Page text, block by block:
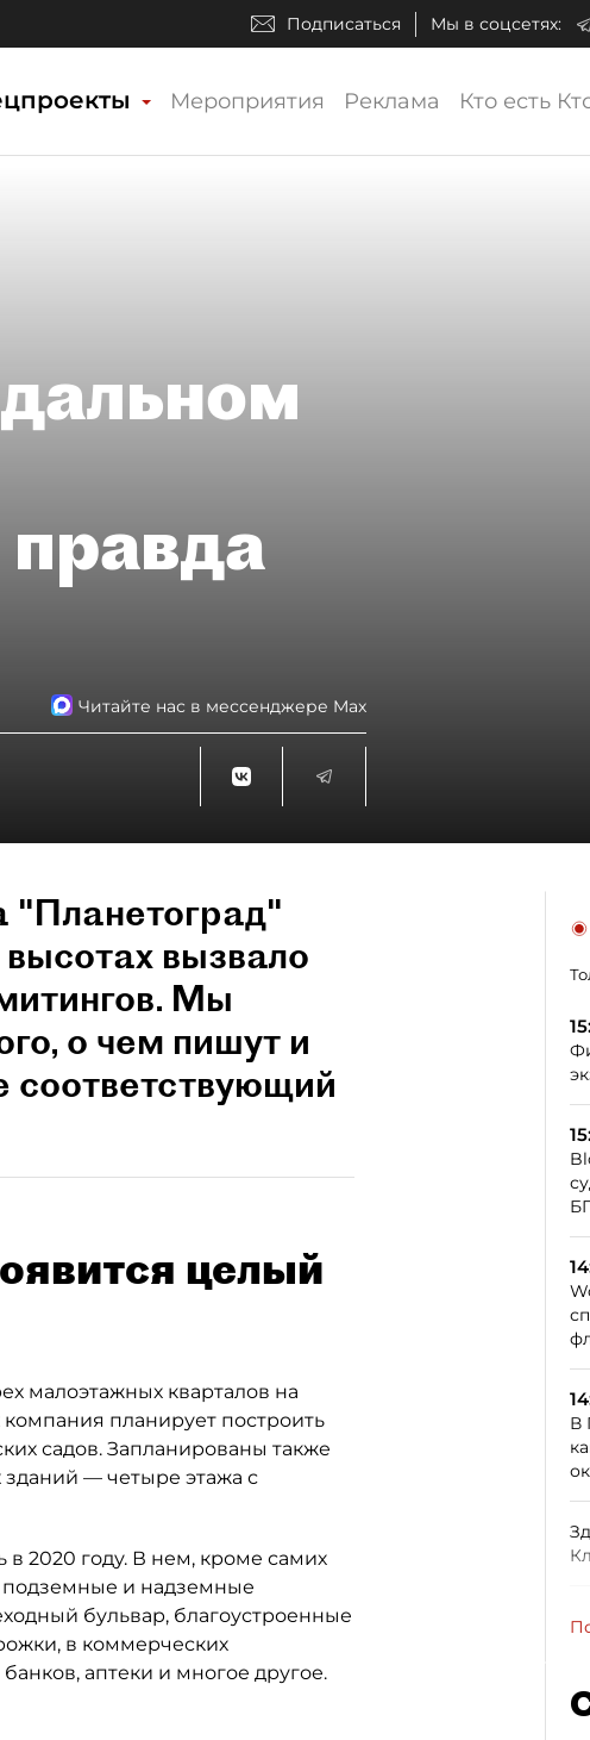
Подписаться Мы в соцсетях:
Мероприятия Реклама Кто есть
Читайте нас в мессенджере Max
"Планетоград"
вызвало
Мы
о чем пишут и
соответствующий
целый
малоэтажных кварталов на
планирует построить
садов. Запланированы также
— четыре этажа с
в 2020 году. В нем, кроме самих
и надземные
бульвар, благоустроенные
в коммерческих
аптеки и многое другое.
В